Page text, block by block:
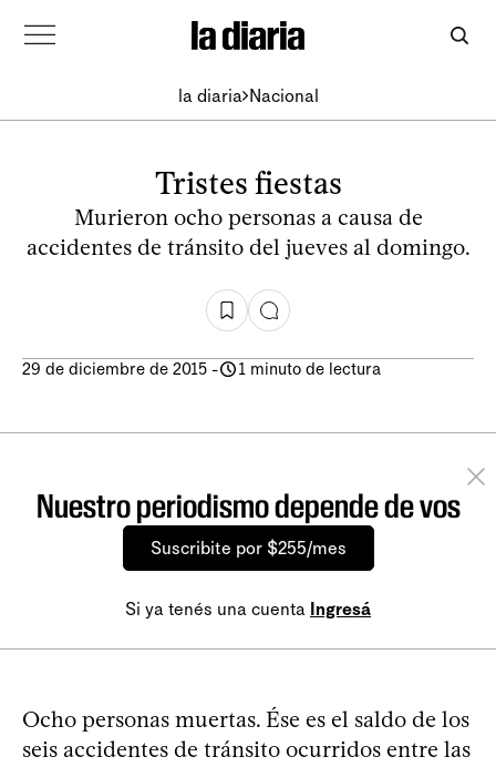
la diaria Nacional
Tristes fiestas
Murieron ocho personas a causa de
accidentes de tránsito del jueves al domingo.
29 de diciembre de 2015 - 1 minuto de lectura
Nuestro periodismo depende de vos
Suscribite por $255/mes
Si ya tenés una cuenta Ingresá
Ocho personas muertas. Ése es el saldo de los
seis accidentes de tránsito ocurridos entre las